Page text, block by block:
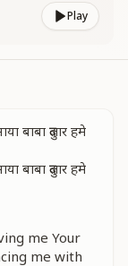
Play
बाबा दुलार हमे
बाबा दुलार हमे
me Your
me with